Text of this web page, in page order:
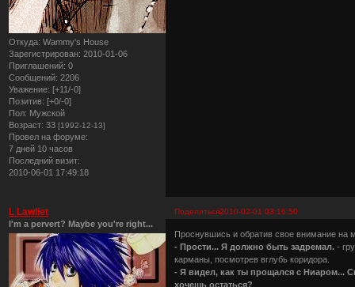
Откуда: Wammy's House
Зарегистрирован: 2010-01-06
Приглашений: 0
Сообщений: 2206
Уважение: [+11/-0]
Позитив: [+0/-0]
Пол: Мужской
Возраст: 33 [1992-12-13]
Провел на форуме:
7 дней 10 часов
Последний визит:
2010-06-01 17:49:18
Поделиться2010-02-01 03:16:50
L Lawliet
I'm a pervert? Maybe you're right...
Проснувшись и обратив свое внимание на
- Прости... Я должно быть задремал. -
карманы, посмотрев вглубь коридора.
- Я видел, как ты прощался с Ниаром...
хочешь остаться?